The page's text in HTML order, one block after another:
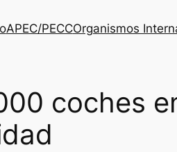
APEC/PECCOrganismos
coches